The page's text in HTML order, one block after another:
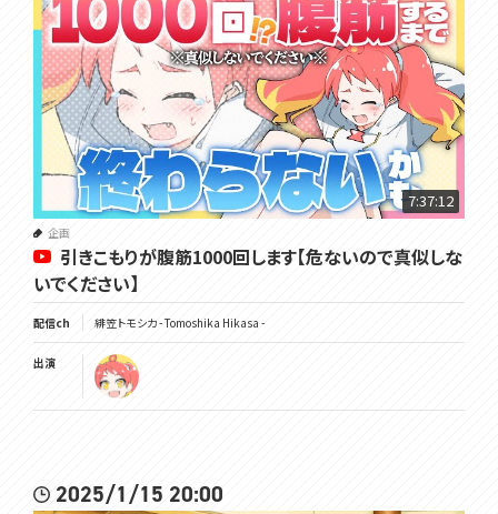
7:37:12
企画
引きこもりが腹筋1000回します【危ないので真似しな
いでください】
配信ch 緋笠トモシカ - Tomoshika Hikasa -
出演
2025/1/15 20:00